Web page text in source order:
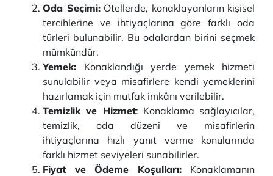
Oda Seçimi:Otellerde, konaklayanların kişisel
tercihlerine ve ihtiyaçlarına göre farklı oda
türleri bulunabilir. Bu odalardan birini seçmek
mümkündür.
Yemek: Konaklandığı yerde yemek hizmeti
sunulabilir veya misafirlere kendi yemeklerini
hazırlamak için mutfak imkânı verilebilir.
Temizlik ve Hizmet: Konaklama sağlayıcılar,
temizlik, oda düzeni ve misafirlerin
ihtiyaçlarına hızlı yanıt verme konularında
farklı hizmet seviyeleri sunabilirler.
Fiyat ve Ödeme Koşulları: Konaklamanın